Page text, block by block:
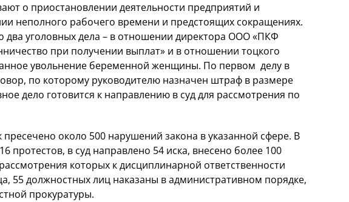
о приостановлении деятельности предприятий и
неполного рабочего времени и предстоящих сокращениях.
два уголовных дела – в отношении директора ООО «ПКФ
при получении выплат» и в отношении тоцкого
увольнение беременной женщины. По первом делу в
по которому руководителю назначен штраф в размере
дело готовится к направлению в суд для рассмотрения по
пресечено около 500 нарушений закона в указанной сфере. В
протестов, в суд направлено 54 иска, внесено более 100
которых к дисциплинарной ответственности
55 должностных лиц наказаны в административном порядке,
прокуратуры.